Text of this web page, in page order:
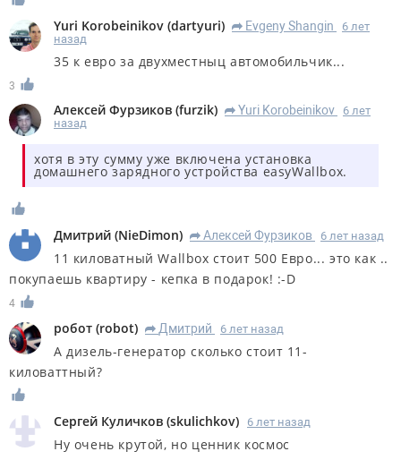
Yuri Korobeinikov (dartyuri) R Evgeny Shangin
6 лет
назад
35 к евро за двухместныц автомобильчик...
3
Алексей Фурзиков (furzik) R Yuri Korobeinikov
6 лет
назад
хотя в эту сумму уже включена установка
домашнего зарядного устройства easyWallbox.
Дмитрий (NieDimon) R Алексей Фурзиков 6 лет назад
11 киловатный Wallbox стоит 500 Евро... это как ..
покупаешь квартиру - кепка в подарок! :-D
4
робот (robot) R Дмитрий 6 лет назад
А дизель-генератор сколько стоит 11-
киловаттный?
Сергей Куличков (skulichkov) 6 лет назад
Ну очень крутой, но ценник космос